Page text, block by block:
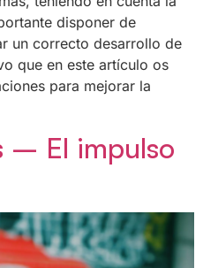
disponer de
un correcto desarrollo de
que en este artículo os
para mejorar la
– El impulso